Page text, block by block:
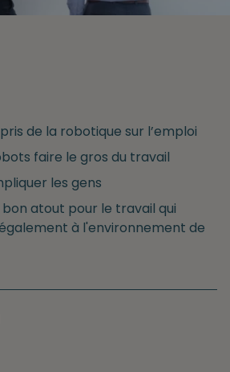
de la robotique sur l’emploi
faire le gros du travail
les gens
bon atout pour le travail qui
à l'environnement de